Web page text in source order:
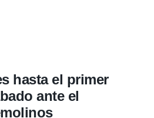
hasta el primer
ante el